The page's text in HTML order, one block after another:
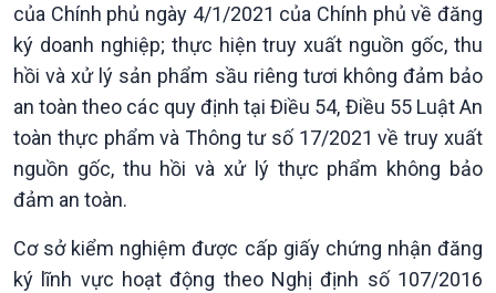
Xã hội
Tin Đời sống & Xã hội
Chuyển đổi Xanh
Tài nguyên và Môi trường
Khoa học & Công nghệ
Sống chung với biến đổi
khí hậu
của Chính phủ ngày 4/1/2021 của Chính phủ về đăng
ký doanh nghiệp; thực hiện truy xuất nguồn gốc, thu
hồi và xử lý sản phẩm sầu riêng tươi không đảm bảo
an toàn theo các quy định tại Điều 54, Điều 55 Luật An
toàn thực phẩm và Thông tư số 17/2021 về truy xuất
nguồn gốc, thu hồi và xử lý thực phẩm không bảo
đảm an toàn.
Cơ sở kiểm nghiệm được cấp giấy chứng nhận đăng
ký lĩnh vực hoạt động theo Nghị định số 107/2016